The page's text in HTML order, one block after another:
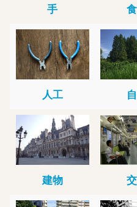
手
人工
建物